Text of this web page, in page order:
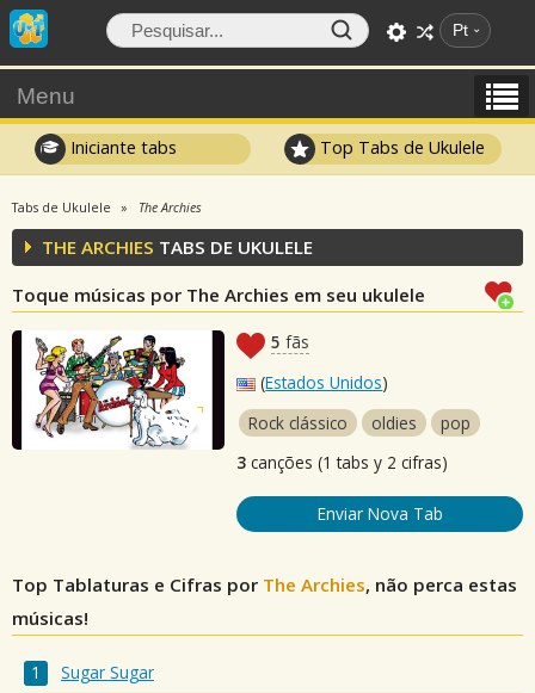
Pt
Menu
Iniciante tabs Top Tabs de Ukulele
Tabs de Ukulele The Archies
THE ARCHIES TABS DE UKULELE
Toque músicas por The Archies em seu ukulele
5 fãs
(Estados Unidos)
Rock clássico
oldies
pop
3 canções (1 tabs y 2 cifras)
Enviar Nova Tab
Top Tablaturas e Cifras por The Archies, não perca estas
músicas!
Sugar Sugar